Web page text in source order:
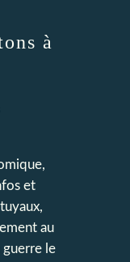
à
et
au
guerre le